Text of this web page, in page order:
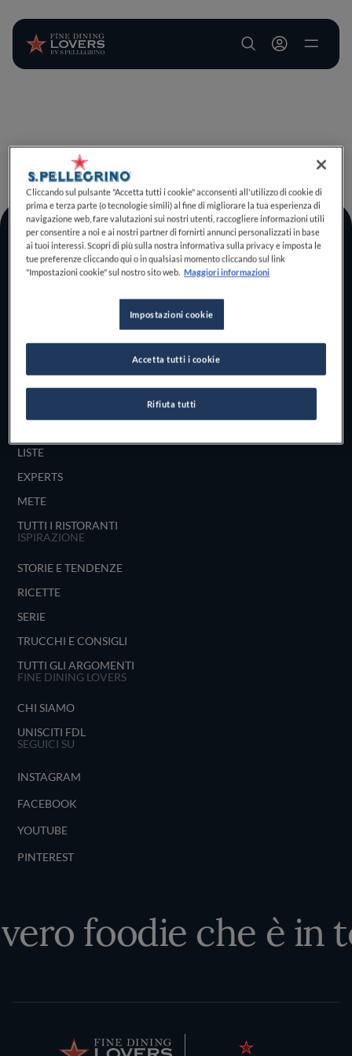
User account
TORNA A INIZIO PAGINA
Home
Log In
Scopri il vero
foodie che è in te
UNISCITI
LISTE
EXPERTS
METE
TUTTI I RISTORANTI
ISPIRAZIONE
STORIE E TENDENZE
RICETTE
SERIE
TRUCCHI E CONSIGLI
TUTTI GLI ARGOMENTI
FINE DINING LOVERS
CHI SIAMO
UNISCITI FDL
SEGUICI SU
INSTAGRAM
FACEBOOK
YOUTUBE
PINTEREST
foodie che è in
Cliccando sul pulsante "Accetta tutti i cookie" acconsenti all'utilizzo di cookie di
prima e terza parte (o tecnologie simili) al fine di migliorare la tua esperienza di
navigazione web, fare valutazioni sui nostri utenti, raccogliere informazioni utili
per consentire a noi e ai nostri partner di fornirti annunci personalizzati in base
ai tuoi interessi. Scopri di più sulla nostra informativa sulla privacy e imposta le
tue preferenze cliccando qui o in qualsiasi momento cliccando sul link
"Impostazioni cookie" sul nostro sito web. Maggiori informazioni
Impostazioni cookie
Rifiuta tutti
Accetta tutti i cookie